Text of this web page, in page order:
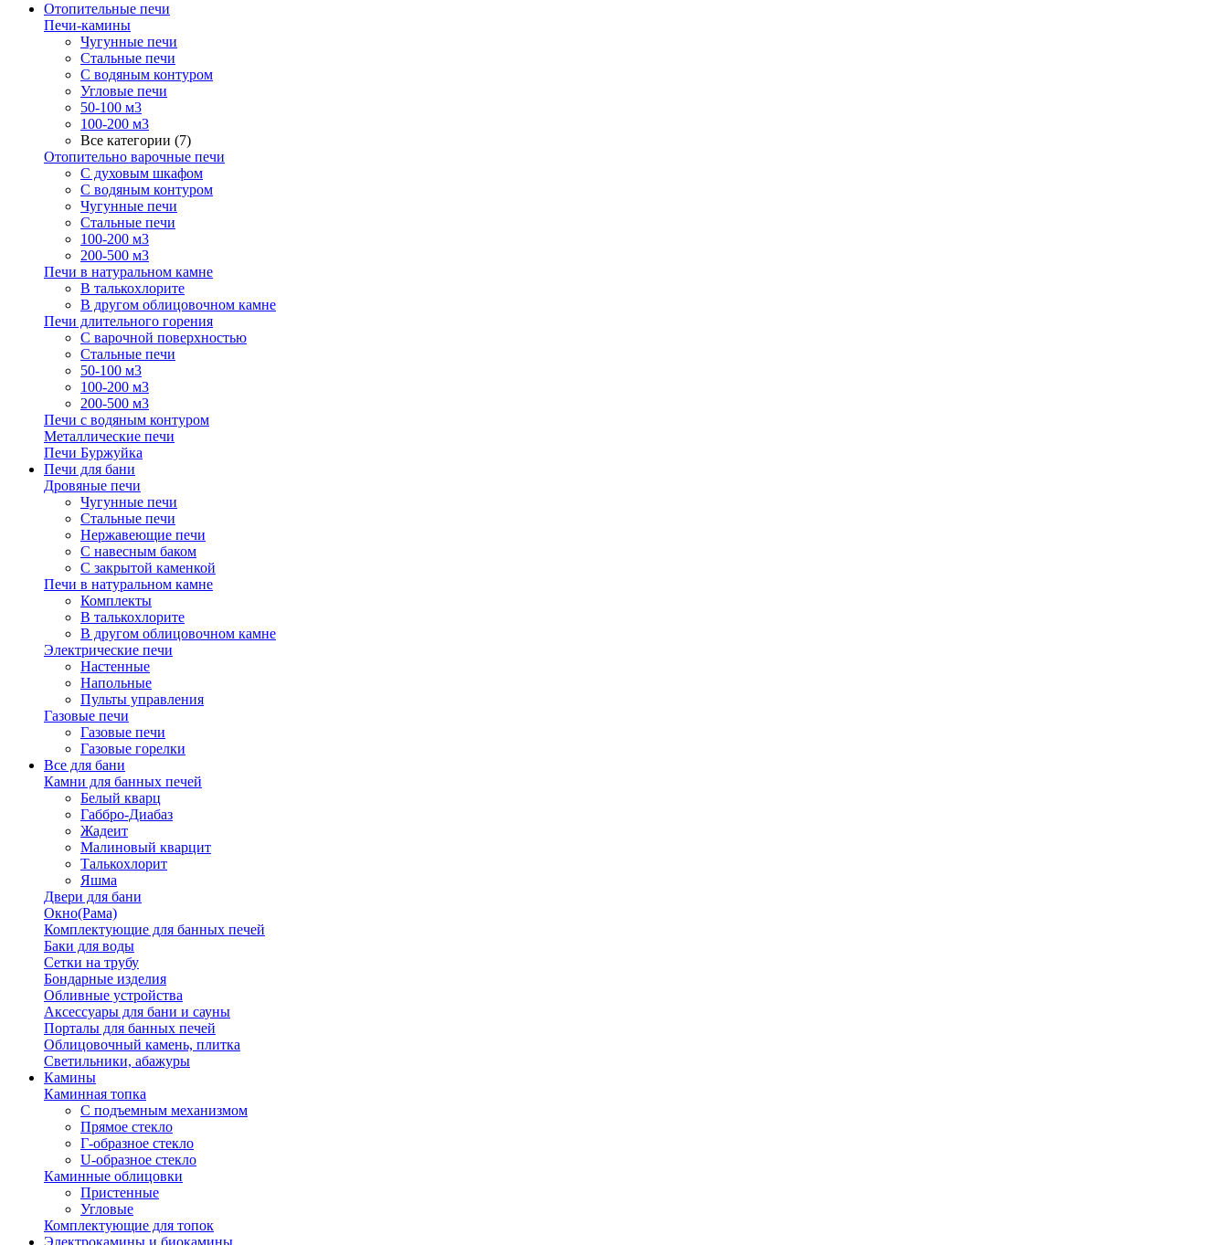
Отопительные печи
Печи-камины
Чугунные печи
Стальные печи
С водяным контуром
Угловые печи
50-100 м3
100-200 м3
Все категории (7)
Отопительно варочные печи
С духовым шкафом
С водяным контуром
Чугунные печи
Стальные печи
100-200 м3
200-500 м3
Печи в натуральном камне
В талькохлорите
В другом облицовочном камне
Печи длительного горения
С варочной поверхностью
Стальные печи
50-100 м3
100-200 м3
200-500 м3
Печи с водяным контуром
Металлические печи
Печи Буржуйка
Печи для бани
Дровяные печи
Чугунные печи
Стальные печи
Нержавеющие печи
С навесным баком
С закрытой каменкой
Печи в натуральном камне
Комплекты
В талькохлорите
В другом облицовочном камне
Электрические печи
Настенные
Напольные
Пульты управления
Газовые печи
Газовые печи
Газовые горелки
Все для бани
Камни для банных печей
Белый кварц
Габбро-Диабаз
Жадеит
Малиновый кварцит
Талькохлорит
Яшма
Двери для бани
Окно(Рама)
Комплектующие для банных печей
Баки для воды
Сетки на трубу
Бондарные изделия
Обливные устройства
Аксессуары для бани и сауны
Порталы для банных печей
Облицовочный камень, плитка
Светильники, абажуры
Камины
Каминная топка
С подъемным механизмом
Прямое стекло
Г-образное стекло
U-образное стекло
Каминные облицовки
Пристенные
Угловые
Комплектующие для топок
Электрокамины и биокамины